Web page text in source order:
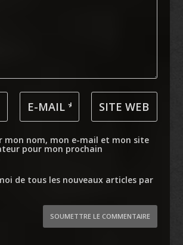
mon nom, mon e-mail et mon site
pour mon prochain
de tous les nouveaux articles par
SOUMETTRE LE COMMENTAIRE